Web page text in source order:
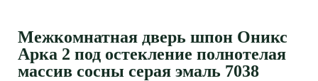
Межкомнатная дверь шпон Оникс
Арка 2 под остекление полнотелая
массив сосны серая эмаль 7038